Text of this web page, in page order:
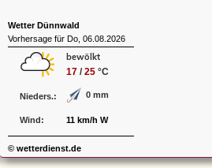
Wetter Dünnwald
Vorhersage für Do, 06.08.2026
bewölkt
17 /25 °C
Nieders.: 0 mm
Wind: 11 km/h W
© wetterdienst.de